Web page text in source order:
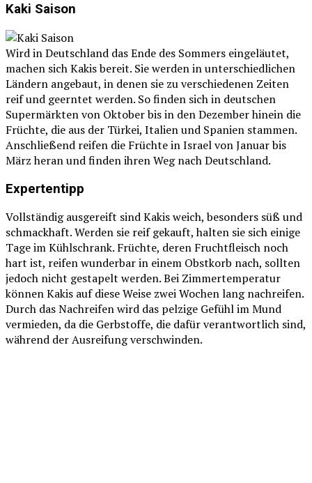
Kaki Saison
Wird in Deutschland das Ende des Sommers eingeläutet,
machen sich Kakis bereit. Sie werden in unterschiedlichen
Ländern angebaut, in denen sie zu verschiedenen Zeiten
reif und geerntet werden. So finden sich in deutschen
Supermärkten von Oktober bis in den Dezember hinein die
Früchte, die aus der Türkei, Italien und Spanien stammen.
Anschließend reifen die Früchte in Israel von Januar bis
März heran und finden ihren Weg nach Deutschland.
Expertentipp
Vollständig ausgereift sind Kakis weich, besonders süß und
schmackhaft. Werden sie reif gekauft, halten sie sich einige
Tage im Kühlschrank. Früchte, deren Fruchtfleisch noch
hart ist, reifen wunderbar in einem Obstkorb nach, sollten
jedoch nicht gestapelt werden. Bei Zimmertemperatur
können Kakis auf diese Weise zwei Wochen lang nachreifen.
Durch das Nachreifen wird das pelzige Gefühl im Mund
vermieden, da die Gerbstoffe, die dafür verantwortlich sind,
während der Ausreifung verschwinden.